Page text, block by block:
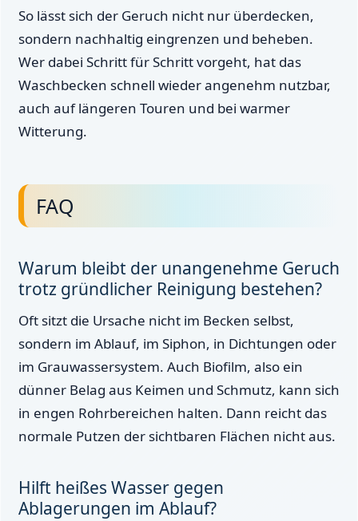
So lässt sich der Geruch nicht nur überdecken,
sondern nachhaltig eingrenzen und beheben.
Wer dabei Schritt für Schritt vorgeht, hat das
Waschbecken schnell wieder angenehm nutzbar,
auch auf längeren Touren und bei warmer
Witterung.
FAQ
Warum bleibt der unangenehme Geruch
trotz gründlicher Reinigung bestehen?
Oft sitzt die Ursache nicht im Becken selbst,
sondern im Ablauf, im Siphon, in Dichtungen oder
im Grauwassersystem. Auch Biofilm, also ein
dünner Belag aus Keimen und Schmutz, kann sich
in engen Rohrbereichen halten. Dann reicht das
normale Putzen der sichtbaren Flächen nicht aus.
Hilft heißes Wasser gegen
Ablagerungen im Ablauf?